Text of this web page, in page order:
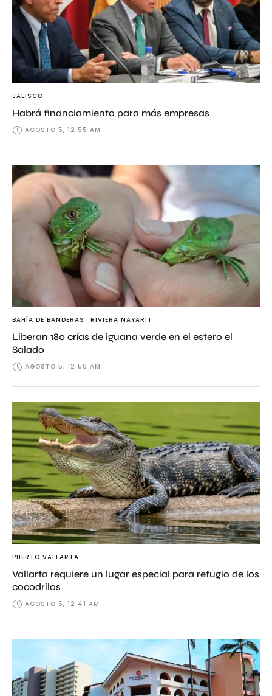
JALISCO
Habrá financiamiento para más empresas
AGOSTO 5, 12:55 AM
BAHÍA DE BANDERAS RIVIERA NAYARIT
Liberan 180 crías de iguana verde en el estero el
Salado
AGOSTO 5, 12:50 AM
PUERTO VALLARTA
Vallarta requiere un lugar especial para refugio de los
cocodrilos
AGOSTO 5, 12:41 AM